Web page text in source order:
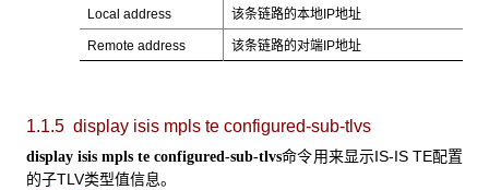
Local address 该条链路的本地IP地址
Remote address 该条链路的对端IP地址
1.1.5 display isis mpls te configured-sub-tlvs
display isis mpls te configured-sub-tlvs命令用来显示IS-IS TE配置
的子TLV类型值信息。